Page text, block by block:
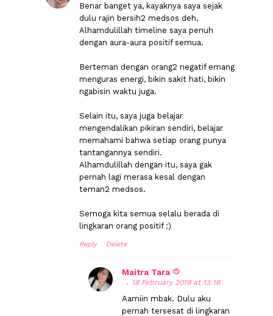
Benar banget ya, kayaknya saya sejak
dulu rajin bersih2 medsos deh,
Alhamdulillah timeline saya penuh
dengan aura-aura positif semua.
Berteman dengan orang2 negatif emang
menguras energi, bikin sakit hati, bikin
ngabisin waktu juga.
Selain itu, saya juga belajar
mengendalikan pikiran sendiri, belajar
memahami bahwa setiap orang punya
tantangannya sendiri.
Alhamdulillah dengan itu, saya gak
pernah lagi merasa kesal dengan
teman2 medsos.
Semoga kita semua selalu berada di
lingkaran orang positif :)
Reply Delete
Maitra Tara
18 February 2019 at 13:16
Aamiin mbak. Dulu aku
pernah tersesat di lingkaran